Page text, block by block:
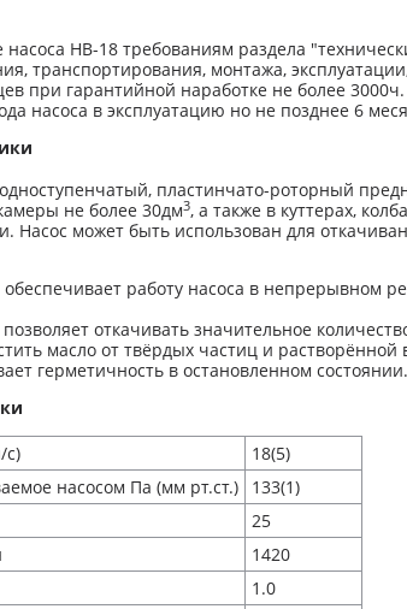
насоса НВ-18 требованиям раздела
транспортирования, монтажа,
при гарантийной наработке не более 3000ч.
насоса в эксплуатацию но не позднее 6
пластинчато-роторный
не более 30дм3, а также в куттерах,
может быть использован для
работу насоса в непрерывном
откачивать значительное
масло от твёрдых частиц и растворённой
герметичность в остановленном состоянии.
с)
18(5)
насосом Па (мм рт.ст.)
133(1)
25
1420
1.0